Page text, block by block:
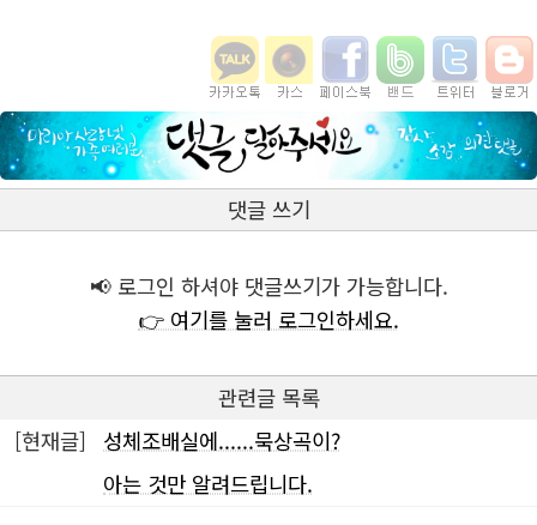
댓글 쓰기
📢 로그인 하셔야 댓글쓰기가 가능합니다.
👉 여기를 눌러 로그인하세요.
관련글 목록
[현재글]
성체조배실에......묵상곡이?
아는 것만 알려드립니다.